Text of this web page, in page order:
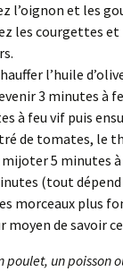
l’oignon et les
les courgettes et
l’huile
3 minutes à
à feu vif puis
de tomates, le
mijoter 5 minutes
(tout dépend
morceaux plus
moyen de savoir
poulet, un poisson